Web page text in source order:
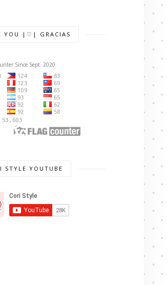
YOU |♡| GRACIAS
Since Sept. 2020
STYLE YOUTUBE